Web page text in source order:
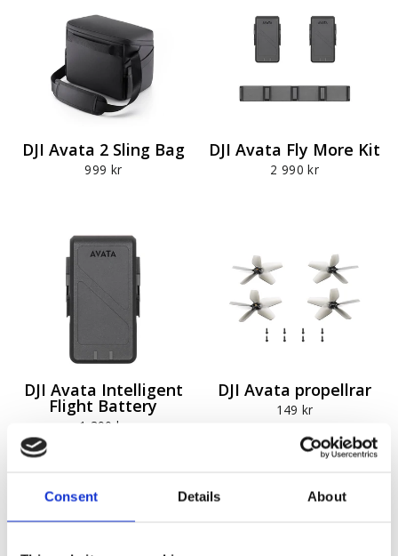
Consent Details About
DJI Avata 2 Sling Bag
999 kr
DJI Avata Fly More Kit
2 990 kr
DJI Avata Intelligent
Flight Battery
1 390 kr
DJI Avata propellrar
149 kr